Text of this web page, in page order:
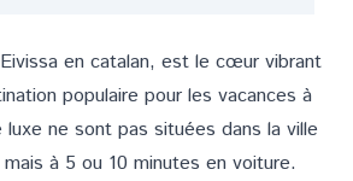
en catalan, est le cœur vibrant
populaire pour les vacances à
luxe ne sont pas situées dans la ville
à 5 ou 10 minutes en voiture.